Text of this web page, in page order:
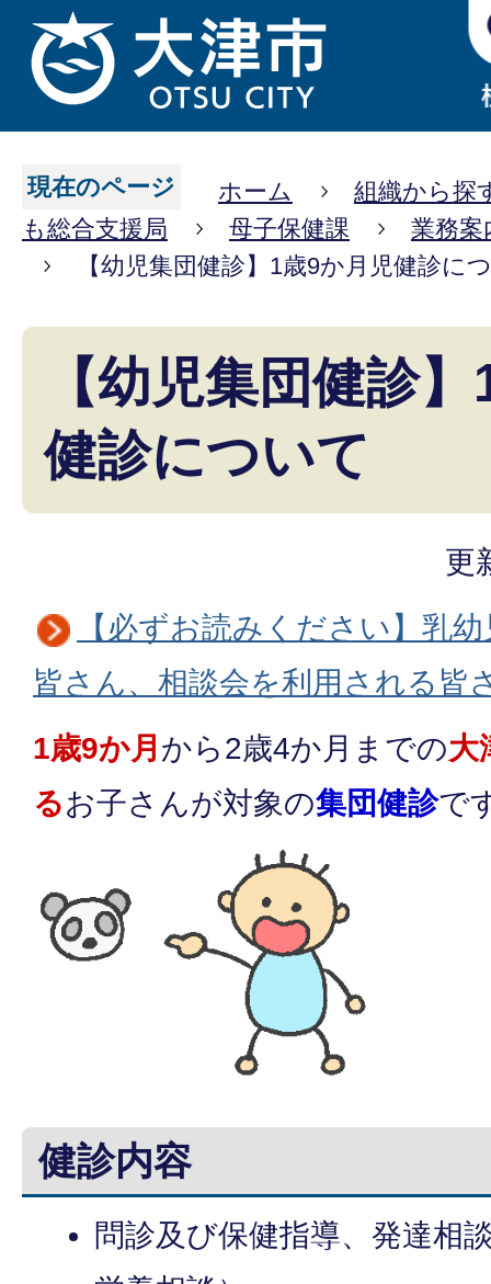
現在のページ ホーム
組織から探
も総合支援局
母子保健課
業務案
【幼児集団健診】1歳9か月児健診に
【幼児集団健診
健診について
更
【必ずお読みください】乳
皆さん、相談会を利用される皆
1歳9か月 から2歳4か月までの大
るお子さんが対象の集団健診で
健診内容
問診及び保健指導、発達相